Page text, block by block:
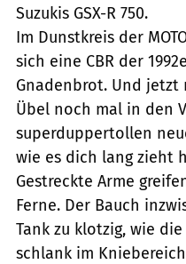
Suzukis GSX-R 750.
Im Dunstkreis der
sich eine CBR der
Gnadenbrot. Und jetzt
Übel noch mal in den
superduppertollen
wie es dich lang zieht
Gestreckte Arme
Ferne. Der Bauch
Tank zu klotzig, wie
schlank im